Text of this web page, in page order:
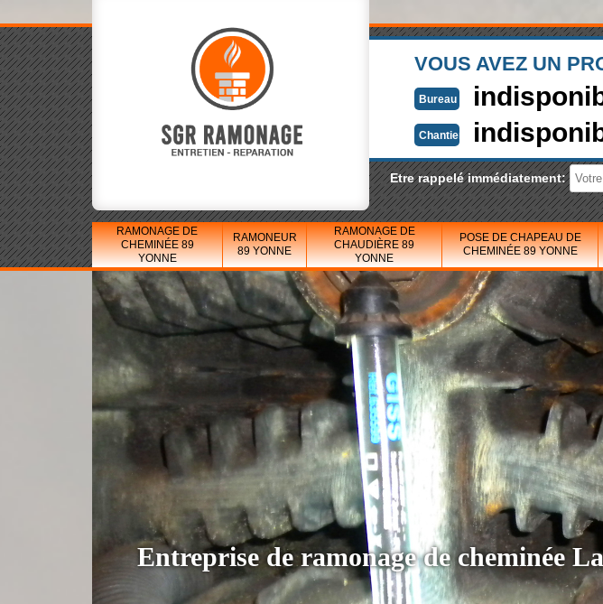
VOUS AVEZ UN
Bureau
Chantier
Etre rappelé immédiatement:
RAMONAGE DE
CHEMINÉE 89
YONNE
RAMONEUR
89 YONNE
RAMONAGE DE
CHAUDIÈRE 89
YONNE
POSE DE CHAPEAU DE
CHEMINÉE 89 YONNE
Entreprise de ramonage de cheminée